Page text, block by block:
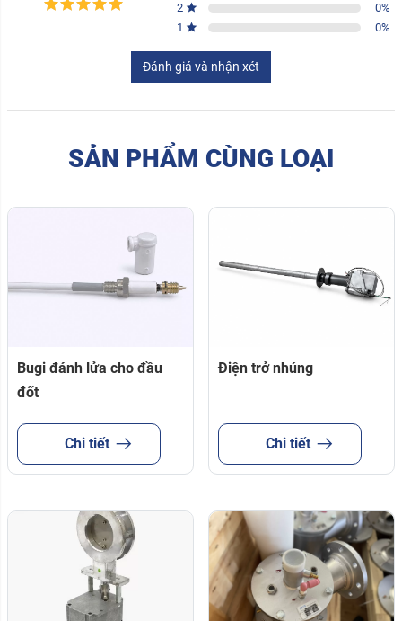
2
0%
1
0%
Đánh giá và nhận xét
SẢN PHẨM CÙNG LOẠI
Bugi đánh lửa cho đầu
đốt
Chi tiết
Điện trở nhúng
Chi tiết